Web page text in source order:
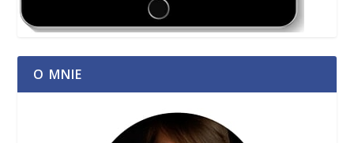
O MNIE